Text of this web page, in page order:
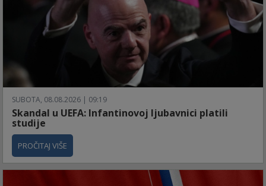
SUBOTA, 08.08.2026 | 09:19
Skandal u UEFA: Infantinovoj ljubavnici platili
studije
PROČITAJ VIŠE